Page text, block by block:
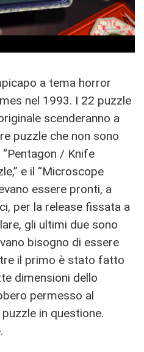
a tema horror
nel 1993. I 22 puzzle
scenderanno a
puzzle che non sono
/ Knife
e il “Microscope
essere pronti, a
per la release fissata a
gli ultimi due sono
bisogno di essere
il primo è stato fatto
dimensioni dello
permesso al
in questione.